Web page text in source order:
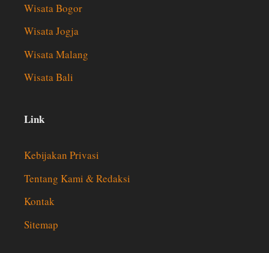
Wisata Bogor
Wisata Jogja
Wisata Malang
Wisata Bali
Link
Kebijakan Privasi
Tentang Kami & Redaksi
Kontak
Sitemap